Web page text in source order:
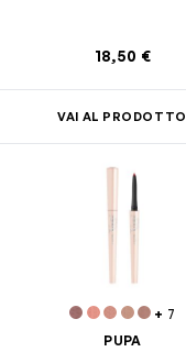
18,50 €
VAI AL PRODOTTO
+ 7
PUPA